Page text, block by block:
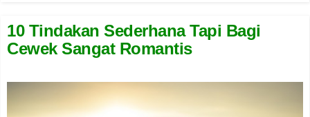
10 Tindakan Sederhana Tapi Bagi
Cewek Sangat Romantis